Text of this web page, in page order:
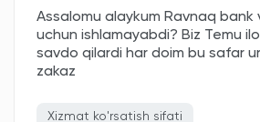
Assalomu alaykum Ravnaq bank
uchun ishlamayabdi? Biz Temu
savdo qilardi har doim bu safar
zakaz
Xizmat ko'rsatish sifati